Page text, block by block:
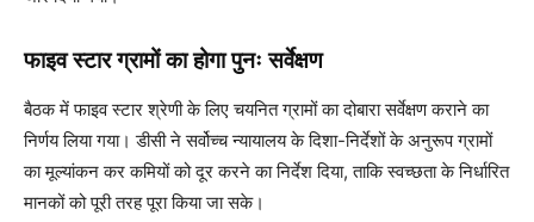
फाइव स्टार ग्रामों का होगा पुनः सर्वेक्षण
बैठक में फाइव स्टार श्रेणी के लिए चयनित ग्रामों का दोबारा सर्वेक्षण कराने का
निर्णय लिया गया। डीसी ने सर्वोच्च न्यायालय के दिशा-निर्देशों के अनुरूप ग्रामों
का मूल्यांकन कर कमियों को दूर करने का निर्देश दिया, ताकि स्वच्छता के निर्धारित
मानकों को पूरी तरह पूरा किया जा सके।